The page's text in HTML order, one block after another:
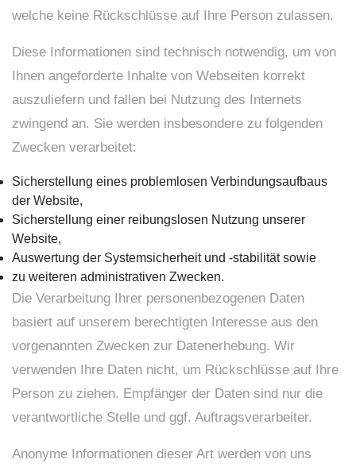
welche keine Rückschlüsse auf Ihre Person zulassen.
Diese Informationen sind technisch notwendig, um von
Ihnen angeforderte Inhalte von Webseiten korrekt
auszuliefern und fallen bei Nutzung des Internets
zwingend an. Sie werden insbesondere zu folgenden
Zwecken verarbeitet:
Sicherstellung eines problemlosen Verbindungsaufbaus
der Website,
Sicherstellung einer reibungslosen Nutzung unserer
Website,
Auswertung der Systemsicherheit und -stabilität sowie
zu weiteren administrativen Zwecken.
Die Verarbeitung Ihrer personenbezogenen Daten
basiert auf unserem berechtigten Interesse aus den
vorgenannten Zwecken zur Datenerhebung. Wir
verwenden Ihre Daten nicht, um Rückschlüsse auf Ihre
Person zu ziehen. Empfänger der Daten sind nur die
verantwortliche Stelle und ggf. Auftragsverarbeiter.
Anonyme Informationen dieser Art werden von uns